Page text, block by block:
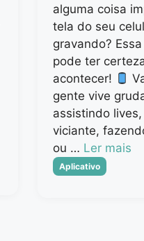
alguma coisa
tela do seu
gravando?
pode ter
acontecer!
gente vive
assistindo
viciante,
ou … Ler mais
Categorias
Aplicativo